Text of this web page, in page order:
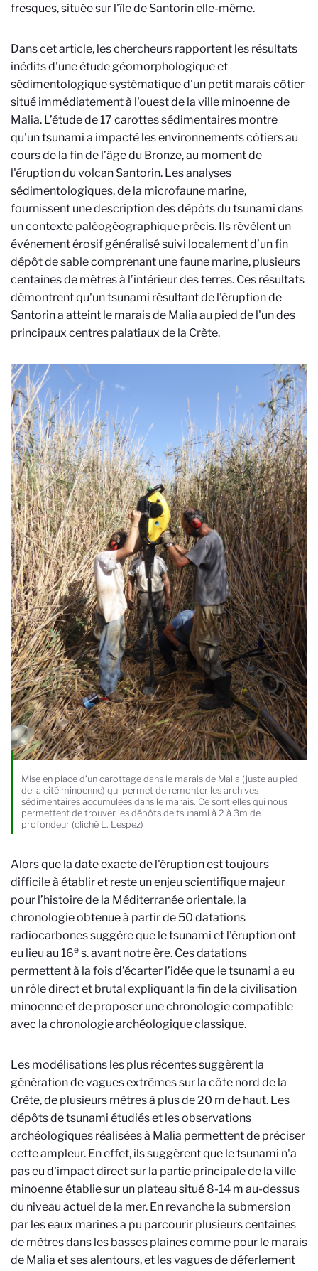
fresques, située sur l'île de Santorin elle-même.
Dans cet article, les chercheurs rapportent les résultats
inédits d'une étude géomorphologique et
sédimentologique systématique d'un petit marais côtier
situé immédiatement à l'ouest de la ville minoenne de
Malia. L’étude de 17 carottes sédimentaires montre
qu'un tsunami a impacté les environnements côtiers au
cours de la fin de l’âge du Bronze, au moment de
l'éruption du volcan Santorin. Les analyses
sédimentologiques, de la microfaune marine,
fournissent une description des dépôts du tsunami dans
un contexte paléogéographique précis. Ils révèlent un
événement érosif généralisé suivi localement d’un fin
dépôt de sable comprenant une faune marine, plusieurs
centaines de mètres à l’intérieur des terres. Ces résultats
démontrent qu'un tsunami résultant de l'éruption de
Santorin a atteint le marais de Malia au pied de l'un des
principaux centres palatiaux de la Crète.
Mise en place d’un carottage dans le marais de Malia (juste au pied
de la cité minoenne) qui permet de remonter les archives
sédimentaires accumulées dans le marais. Ce sont elles qui nous
permettent de trouver les dépôts de tsunami à 2 à 3m de
profondeur (cliché L. Lespez)
Alors que la date exacte de l'éruption est toujours
difficile à établir et reste un enjeu scientifique majeur
pour l’histoire de la Méditerranée orientale, la
chronologie obtenue à partir de 50 datations
radiocarbones suggère que le tsunami et l'éruption ont
eu lieu au 16e s. avant notre ère. Ces datations
permettent à la fois d’écarter l’idée que le tsunami a eu
un rôle direct et brutal expliquant la fin de la civilisation
minoenne et de proposer une chronologie compatible
avec la chronologie archéologique classique.
Les modélisations les plus récentes suggèrent la
génération de vagues extrêmes sur la côte nord de la
Crète, de plusieurs mètres à plus de 20 m de haut. Les
dépôts de tsunami étudiés et les observations
archéologiques réalisées à Malia permettent de préciser
cette ampleur. En effet, ils suggèrent que le tsunami n'a
pas eu d'impact direct sur la partie principale de la ville
minoenne établie sur un plateau situé 8-14 m au-dessus
du niveau actuel de la mer. En revanche la submersion
par les eaux marines a pu parcourir plusieurs centaines
de mètres dans les basses plaines comme pour le marais
de Malia et ses alentours, et les vagues de déferlement